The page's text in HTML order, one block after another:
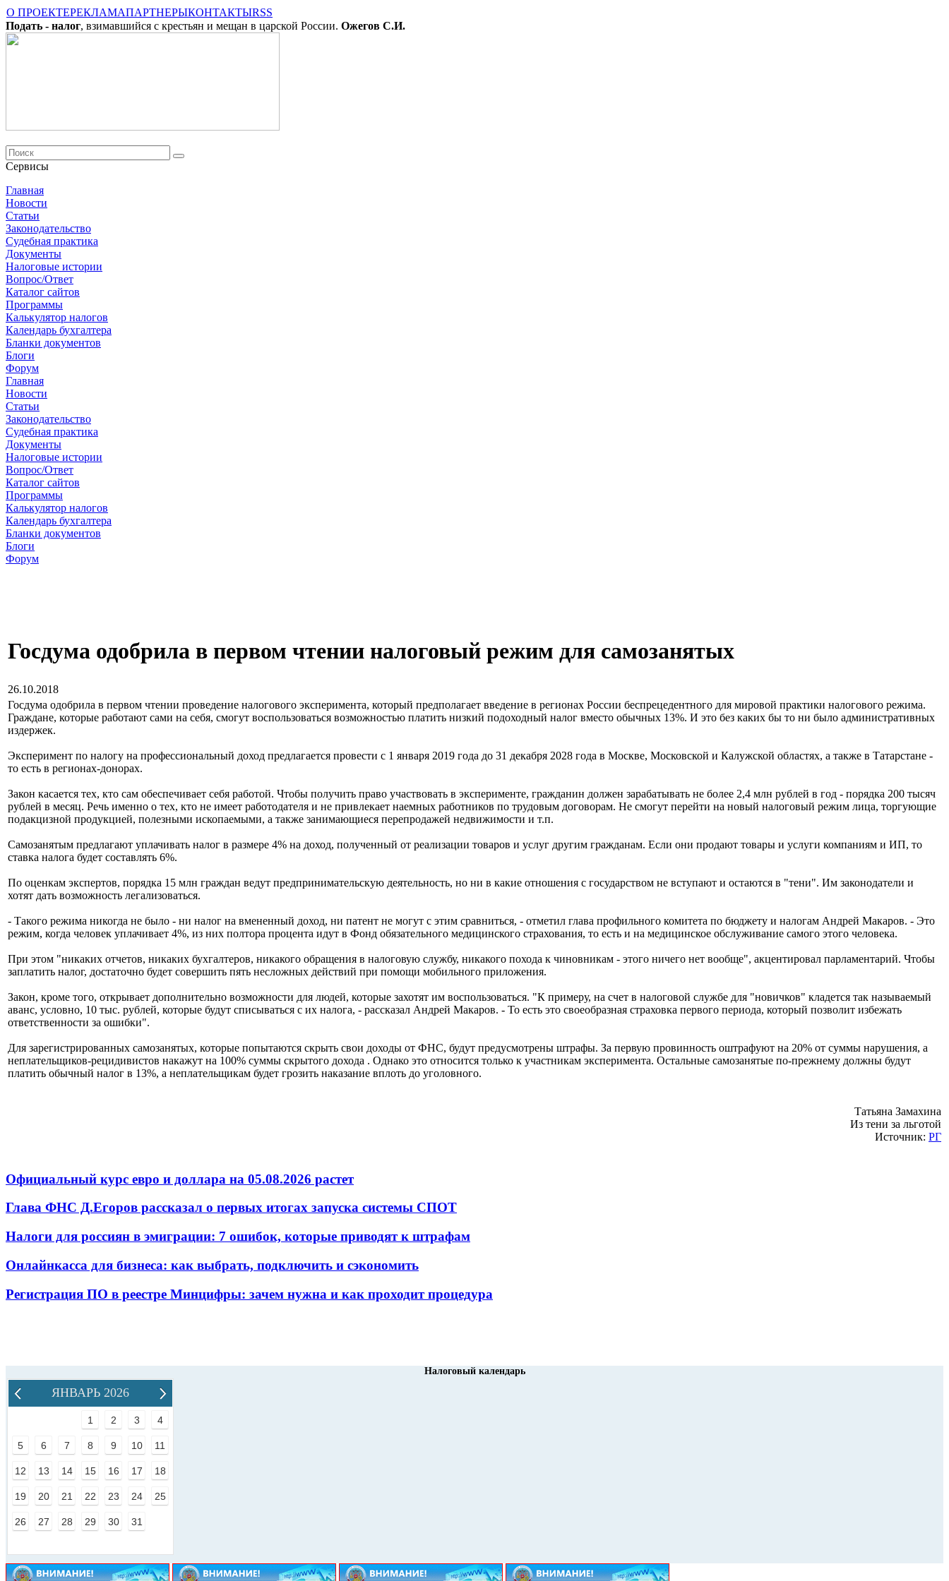
О ПРОЕКТЕРЕКЛАМАПАРТНЕРЫКОНТАКТЫRSS
Подать - налог, взимавшийся с крестьян и мещан в царской России. Ожегов С.И.
Сервисы
Главная
Новости
Cтатьи
Законодательство
Судебная практика
Документы
Налоговые истории
Вопрос/Ответ
Каталог сайтов
Программы
Калькулятор налогов
Календарь бухгалтера
Бланки документов
Блоги
Форум
Главная
Новости
Cтатьи
Законодательство
Судебная практика
Документы
Налоговые истории
Вопрос/Ответ
Каталог сайтов
Программы
Калькулятор налогов
Календарь бухгалтера
Бланки документов
Блоги
Форум
Госдума одобрила в первом чтении налоговый режим для самозанятых
26.10.2018
Госдума одобрила в первом чтении проведение налогового эксперимента, который предполагает введение в регионах России беспрецедентного для мировой практики налогового режима.
Граждане, которые работают сами на себя, смогут воспользоваться возможностью платить низкий подоходный налог вместо обычных 13%. И это без каких бы то ни было административных
издержек.
Эксперимент по налогу на профессиональный доход предлагается провести с 1 января 2019 года до 31 декабря 2028 года в Москве, Московской и Калужской областях, а также в Татарстане -
то есть в регионах-донорах.
Закон касается тех, кто сам обеспечивает себя работой. Чтобы получить право участвовать в эксперименте, гражданин должен зарабатывать не более 2,4 млн рублей в год - порядка 200 тысяч
рублей в месяц. Речь именно о тех, кто не имеет работодателя и не привлекает наемных работников по трудовым договорам. Не смогут перейти на новый налоговый режим лица, торгующие
подакцизной продукцией, полезными ископаемыми, а также занимающиеся перепродажей недвижимости и т.п.
Самозанятым предлагают уплачивать налог в размере 4% на доход, полученный от реализации товаров и услуг другим гражданам. Если они продают товары и услуги компаниям и ИП, то
ставка налога будет составлять 6%.
По оценкам экспертов, порядка 15 млн граждан ведут предпринимательскую деятельность, но ни в какие отношения с государством не вступают и остаются в "тени". Им законодатели и
хотят дать возможность легализоваться.
- Такого режима никогда не было - ни налог на вмененный доход, ни патент не могут с этим сравниться, - отметил глава профильного комитета по бюджету и налогам Андрей Макаров. - Это
режим, когда человек уплачивает 4%, из них полтора процента идут в Фонд обязательного медицинского страхования, то есть и на медицинское обслуживание самого этого человека.
При этом "никаких отчетов, никаких бухгалтеров, никакого обращения в налоговую службу, никакого похода к чиновникам - этого ничего нет вообще", акцентировал парламентарий. Чтобы
заплатить налог, достаточно будет совершить пять несложных действий при помощи мобильного приложения.
Закон, кроме того, открывает дополнительно возможности для людей, которые захотят им воспользоваться. "К примеру, на счет в налоговой службе для "новичков" кладется так называемый
аванс, условно, 10 тыс. рублей, которые будут списываться с их налога, - рассказал Андрей Макаров. - То есть это своеобразная страховка первого периода, который позволит избежать
ответственности за ошибки".
Для зарегистрированных самозанятых, которые попытаются скрыть свои доходы от ФНС, будут предусмотрены штрафы. За первую провинность оштрафуют на 20% от суммы нарушения, а
неплательщиков-рецидивистов накажут на 100% суммы скрытого дохода . Однако это относится только к участникам эксперимента. Остальные самозанятые по-прежнему должны будут
платить обычный налог в 13%, а неплательщикам будет грозить наказание вплоть до уголовного.
Татьяна Замахина
Из тени за льготой
Источник: РГ
Официальный курс евро и доллара на 05.08.2026 растет
Глава ФНС Д.Егоров рассказал о первых итогах запуска системы СПОТ
Налоги для россиян в эмиграции: 7 ошибок, которые приводят к штрафам
Онлайнкасса для бизнеса: как выбрать, подключить и сэкономить
Регистрация ПО в реестре Минцифры: зачем нужна и как проходит процедура
Налоговый календарь
ЯНВАРЬ 2026
1 2 3 4
5 6 7 8 9 10 11
12 13 14 15 16 17 18
19 20 21 22 23 24 25
26 27 28 29 30 31